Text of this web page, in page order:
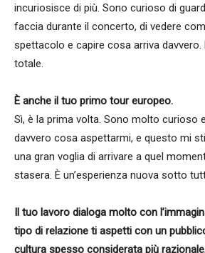
incuriosisce di più. Sono curioso di
faccia durante il concerto, di vedere
spettacolo e capire cosa arriva davvero.
totale.
È anche il tuo primo tour europeo.
Sì, è la prima volta. Sono molto curioso
davvero cosa aspettarmi, e questo mi
una gran voglia di arrivare a quel
stasera. È un’esperienza nuova sotto
Il tuo lavoro dialoga molto con
tipo di relazione ti aspetti con un
cultura spesso considerata più